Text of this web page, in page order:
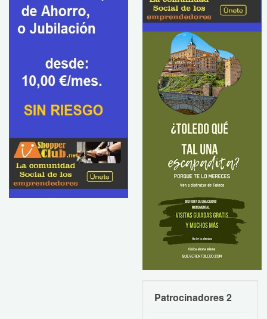
Patrocinadores 2